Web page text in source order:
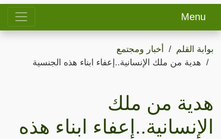
Menu
بوابة القلم
أخبار ومجتمع
هدية من ملك الإنسانية..إعفاء ابناء هذه الجنسية
هدية من ملك
الإنسانية..إعفاء ابناء هذه